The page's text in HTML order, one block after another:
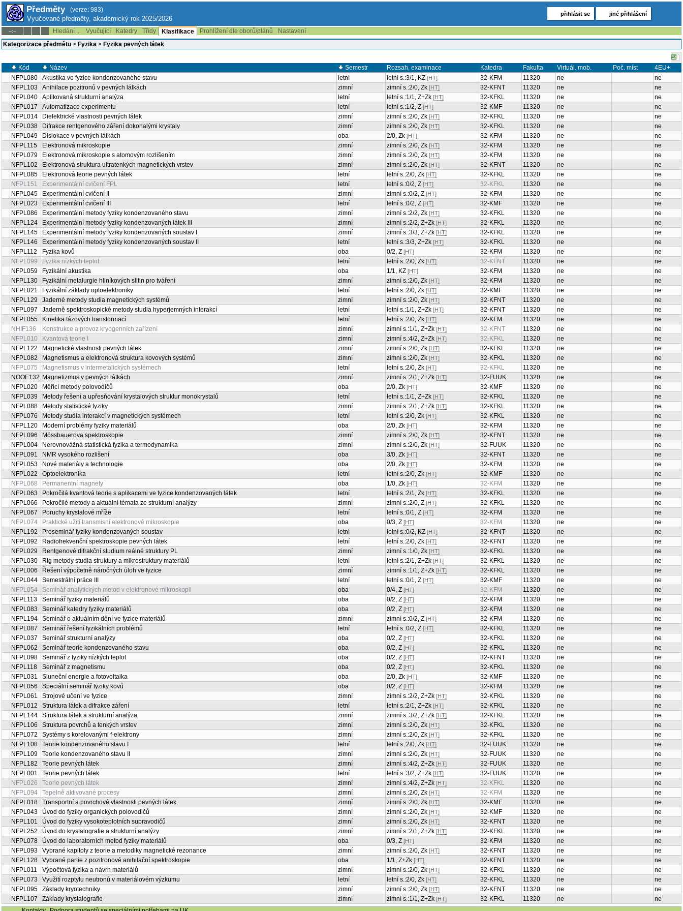
Předměty (verze: 983)
Vyučované předměty, akademický rok 2025/2026
přihlásit se jiné přihlášení
--:-- Hledání ... Vyučující Katedry Třídy Klasifikace Prohlížení dle oborů/plánů
Nastavení
Kategorizace předmětu > Fyzika > Fyzika pevných látek
Kód Název Semestr Rozsah, examinace Katedra Fakulta Virtuál. mob. Poč. míst
4EU+
NFPL080
Akustika ve fyzice kondenzovaného stavu letní letní s.:3/1, KZ [HT] 32-KFM 11320 ne
ne
NFPL103
Anihilace pozitronů v pevných látkách zimní zimní s.:2/0, Zk [HT] 32-KFNT 11320 ne
ne
NFPL040
Aplikovaná strukturní analýza letní letní s.:1/1, Z+Zk [HT] 32-KFKL 11320 ne
ne
NFPL017
Automatizace experimentu letní letní s.:1/2, Z [HT] 32-KMF 11320 ne
ne
NFPL014
Dielektrické vlastnosti pevných látek zimní zimní s.:2/0, Zk [HT] 32-KFKL 11320 ne
ne
NFPL038
Difrakce rentgenového záření dokonalými krystaly zimní zimní s.:2/0, Zk [HT] 32-KFKL 11320 ne
ne
NFPL049
Dislokace v pevných látkách oba 2/0, Zk [HT] 32-KFM 11320 ne
ne
NFPL115
Elektronová mikroskopie zimní zimní s.:2/0, Zk [HT] 32-KFM 11320 ne
ne
NFPL079
Elektronová mikroskopie s atomovým rozlišením zimní zimní s.:2/0, Zk [HT] 32-KFM 11320 ne
ne
NFPL102
Elektronová struktura ultratenkých magnetických vrstev zimní zimní s.:2/0, Zk [HT] 32-KFNT 11320 ne
ne
NFPL085
Elektronová teorie pevných látek letní letní s.:2/0, Zk [HT] 32-KFKL 11320 ne
ne
NFPL151
Experimentální cvičení FPL letní letní s.:0/2, Z [HT] 32-KFKL 11320 ne
ne
NFPL045
Experimentální cvičení II zimní zimní s.:0/2, Z [HT] 32-KFM 11320 ne
ne
NFPL023
Experimentální cvičení III letní letní s.:0/2, Z [HT] 32-KMF 11320 ne
ne
NFPL086
Experimentální metody fyziky kondenzovaného stavu zimní zimní s.:2/2, Zk [HT] 32-KFKL 11320 ne
ne
NFPL124
Experimentální metody fyziky kondenzovaných látek III zimní zimní s.:2/2, Z+Zk [HT] 32-KFKL 11320 ne
ne
NFPL145
Experimentální metody fyziky kondenzovaných soustav I zimní zimní s.:3/3, Z+Zk [HT] 32-KFKL 11320 ne
ne
NFPL146
Experimentální metody fyziky kondenzovaných soustav II letní letní s.:3/3, Z+Zk [HT] 32-KFKL 11320 ne
ne
NFPL112
Fyzika kovů oba 0/2, Z [HT] 32-KFM 11320 ne
ne
NFPL099
Fyzika nízkých teplot letní letní s.:2/0, Zk [HT] 32-KFNT 11320 ne
ne
NFPL059
Fyzikální akustika oba 1/1, KZ [HT] 32-KFM 11320 ne
ne
NFPL130
Fyzikální metalurgie hliníkových slitin pro tváření zimní zimní s.:2/0, Zk [HT] 32-KFM 11320 ne
ne
NFPL021
Fyzikální základy optoelektroniky letní letní s.:2/0, Zk [HT] 32-KMF 11320 ne
ne
NFPL129
Jaderné metody studia magnetických systémů zimní zimní s.:2/0, Zk [HT] 32-KFNT 11320 ne
ne
NFPL097
Jaderně spektroskopické metody studia hyperjemných interakcí letní letní s.:1/1, Z+Zk [HT] 32-KFNT 11320 ne
ne
NFPL055
Kinetika fázových transformací letní letní s.:2/0, Zk [HT] 32-KFM 11320 ne
ne
NHIF136
Konstrukce a provoz kryogenních zařízení zimní zimní s.:1/1, Z+Zk [HT] 32-KFNT 11320 ne
ne
NFPL010
Kvantová teorie I zimní zimní s.:4/2, Z+Zk [HT] 32-KFKL 11320 ne
ne
NFPL122
Magnetické vlastnosti pevných látek zimní zimní s.:2/0, Zk [HT] 32-KFKL 11320 ne
ne
NFPL082
Magnetismus a elektronová struktura kovových systémů zimní zimní s.:2/0, Zk [HT] 32-KFKL 11320 ne
ne
NFPL075
Magnetismus v intermetalických systémech letní letní s.:2/0, Zk [HT] 32-KFKL 11320 ne
ne
NOOE132 Magnetizmus v pevných látkách zimní zimní s.:2/1, Z+Zk [HT] 32-FUUK 11320 ne
ne
NFPL020
Měřicí metody polovodičů oba 2/0, Zk [HT] 32-KMF 11320 ne
ne
NFPL039
Metody řešení a upřesňování krystalových struktur monokrystalů letní letní s.:1/1, Z+Zk [HT] 32-KFKL 11320 ne
ne
NFPL088
Metody statistické fyziky zimní zimní s.:2/1, Z+Zk [HT] 32-KFKL 11320 ne
ne
NFPL076
Metody studia interakcí v magnetických systémech letní letní s.:2/0, Zk [HT] 32-KFKL 11320 ne
ne
NFPL120
Moderní problémy fyziky materiálů oba 2/0, Zk [HT] 32-KFM 11320 ne
ne
NFPL096
Mössbauerova spektroskopie zimní zimní s.:2/0, Zk [HT] 32-KFNT 11320 ne
ne
NFPL004
Nerovnovážná statistická fyzika a termodynamika zimní zimní s.:2/0, Zk [HT] 32-FUUK 11320 ne
ne
NFPL091
NMR vysokého rozlišení oba 3/0, Zk [HT] 32-KFNT 11320 ne
ne
NFPL053
Nové materiály a technologie oba 2/0, Zk [HT] 32-KFM 11320 ne
ne
NFPL022
Optoelektronika letní letní s.:2/0, Zk [HT] 32-KMF 11320 ne
ne
NFPL068
Permanentní magnety oba 1/0, Zk [HT] 32-KFM 11320 ne
ne
NFPL063
Pokročilá kvantová teorie s aplikacemi ve fyzice kondenzovaných látek letní letní s.:2/1, Zk [HT] 32-KFKL 11320 ne
ne
NFPL066
Pokročilé metody a aktuální témata ze strukturní analýzy zimní zimní s.:2/0, Z [HT] 32-KFKL 11320 ne
ne
NFPL067
Poruchy krystalové mříže letní letní s.:0/1, Z [HT] 32-KFM 11320 ne
ne
NFPL074
Praktické užití transmisní elektronové mikroskopie oba 0/3, Z [HT] 32-KFM 11320 ne
ne
NFPL192
Proseminář fyziky kondenzovaných soustav letní letní s.:0/2, KZ [HT] 32-KFNT 11320 ne
ne
NFPL092
Radiofrekvenční spektroskopie pevných látek letní letní s.:2/0, Zk [HT] 32-KFNT 11320 ne
ne
NFPL029
Rentgenové difrakční studium reálné struktury PL zimní zimní s.:1/0, Zk [HT] 32-KFKL 11320 ne
ne
NFPL030
Rtg metody studia struktury a mikrostruktury materiálů letní letní s.:2/1, Z+Zk [HT] 32-KFKL 11320 ne
ne
NFPL006
Řešení výpočetně náročných úloh ve fyzice zimní zimní s.:1/1, Z+Zk [HT] 32-KFKL 11320 ne
ne
NFPL044
Semestrální práce III letní letní s.:0/1, Z [HT] 32-KMF 11320 ne
ne
NFPL054
Seminář analytických metod v elektronové mikroskopii oba 0/4, Z [HT] 32-KFM 11320 ne
ne
NFPL113
Seminář fyziky materiálů oba 0/2, Z [HT] 32-KFM 11320 ne
ne
NFPL083
Seminář katedry fyziky materiálů oba 0/2, Z [HT] 32-KFM 11320 ne
ne
NFPL194
Seminář o aktuálním dění ve fyzice materiálů zimní zimní s.:0/2, Z [HT] 32-KFM 11320 ne
ne
NFPL087
Seminář řešení fyzikálních problémů letní letní s.:0/2, Z [HT] 32-KFKL 11320 ne
ne
NFPL037
Seminář strukturní analýzy oba 0/2, Z [HT] 32-KFKL 11320 ne
ne
NFPL062
Seminář teorie kondenzovaného stavu oba 0/2, Z [HT] 32-KFKL 11320 ne
ne
NFPL098
Seminář z fyziky nízkých teplot oba 0/2, Z [HT] 32-KFNT 11320 ne
ne
NFPL118
Seminář z magnetismu oba 0/2, Z [HT] 32-KFKL 11320 ne
ne
NFPL031
Sluneční energie a fotovoltaika oba 2/0, Zk [HT] 32-KMF 11320 ne
ne
NFPL056
Speciální seminář fyziky kovů oba 0/2, Z [HT] 32-KFM 11320 ne
ne
NFPL061
Strojové učení ve fyzice zimní zimní s.:2/2, Z+Zk [HT] 32-KFKL 11320 ne
ne
NFPL012
Struktura látek a difrakce záření letní letní s.:2/1, Z+Zk [HT] 32-KFKL 11320 ne
ne
NFPL144
Struktura látek a strukturní analýza zimní zimní s.:3/2, Z+Zk [HT] 32-KFKL 11320 ne
ne
NFPL106
Struktura povrchů a tenkých vrstev zimní zimní s.:2/0, Zk [HT] 32-KFKL 11320 ne
ne
NFPL072
Systémy s korelovanými f-elektrony zimní zimní s.:2/0, Zk [HT] 32-KFKL 11320 ne
ne
NFPL108
Teorie kondenzovaného stavu I letní letní s.:2/0, Zk [HT] 32-FUUK 11320 ne
ne
NFPL109
Teorie kondenzovaného stavu II zimní zimní s.:2/0, Zk [HT] 32-FUUK 11320 ne
ne
NFPL182
Teorie pevných látek zimní zimní s.:4/2, Z+Zk [HT] 32-FUUK 11320 ne
ne
NFPL001
Teorie pevných látek letní letní s.:3/2, Z+Zk [HT] 32-FUUK 11320 ne
ne
NFPL026
Teorie pevných látek zimní zimní s.:4/2, Z+Zk [HT] 32-KFKL 11320 ne
ne
NFPL094
Tepelně aktivované procesy zimní zimní s.:2/0, Zk [HT] 32-KFM 11320 ne
ne
NFPL018
Transportní a povrchové vlastnosti pevných látek zimní zimní s.:2/0, Zk [HT] 32-KMF 11320 ne
ne
NFPL043
Úvod do fyziky organických polovodičů zimní zimní s.:2/0, Zk [HT] 32-KMF 11320 ne
ne
NFPL101
Úvod do fyziky vysokoteplotních supravodičů zimní zimní s.:2/0, Zk [HT] 32-KFNT 11320 ne
ne
NFPL252
Úvod do krystalografie a strukturní analýzy zimní zimní s.:2/1, Z+Zk [HT] 32-KFKL 11320 ne
ne
NFPL078
Úvod do laboratorních metod fyziky materiálů oba 0/3, Z [HT] 32-KFM 11320 ne
ne
NFPL093
Vybrané kapitoly z teorie a metodiky magnetické rezonance zimní zimní s.:2/0, Zk [HT] 32-KFNT 11320 ne
ne
NFPL128
Vybrané partie z pozitronové anihilační spektroskopie oba 1/1, Z+Zk [HT] 32-KFNT 11320 ne
ne
NFPL011
Výpočtová fyzika a návrh materiálů zimní zimní s.:2/0, Zk [HT] 32-KFKL 11320 ne
ne
NFPL073
Využití rozptylu neutronů v materiálovém výzkumu letní letní s.:2/0, Zk [HT] 32-KFKL 11320 ne
ne
NFPL095
Základy kryotechniky zimní zimní s.:2/0, Zk [HT] 32-KFNT 11320 ne
ne
NFPL107
Základy krystalografie zimní zimní s.:1/1, Z+Zk [HT] 32-KFKL 11320 ne
ne